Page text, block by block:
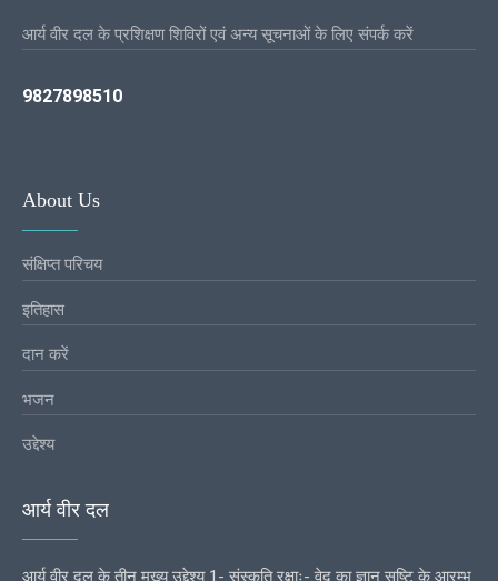
आर्य वीर दल के प्रशिक्षण शिविरों एवं अन्य सूचनाओं के लिए संपर्क करें
9827898510
About Us
संक्षिप्त परिचय
इतिहास
दान करें
भजन
उद्देश्य
आर्य वीर दल
आर्य वीर दल के तीन मुख्य उद्देश्य 1- संस्कृति रक्षाः- वेद का ज्ञान सृष्टि के आरम्भ